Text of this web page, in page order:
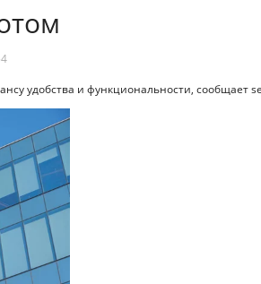
удобства и функциональности, сообщает